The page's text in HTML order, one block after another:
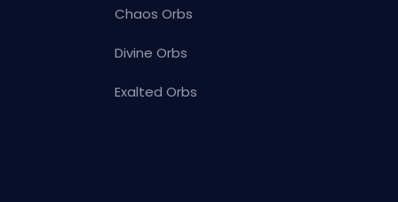
Chaos Orbs
Divine Orbs
Exalted Orbs